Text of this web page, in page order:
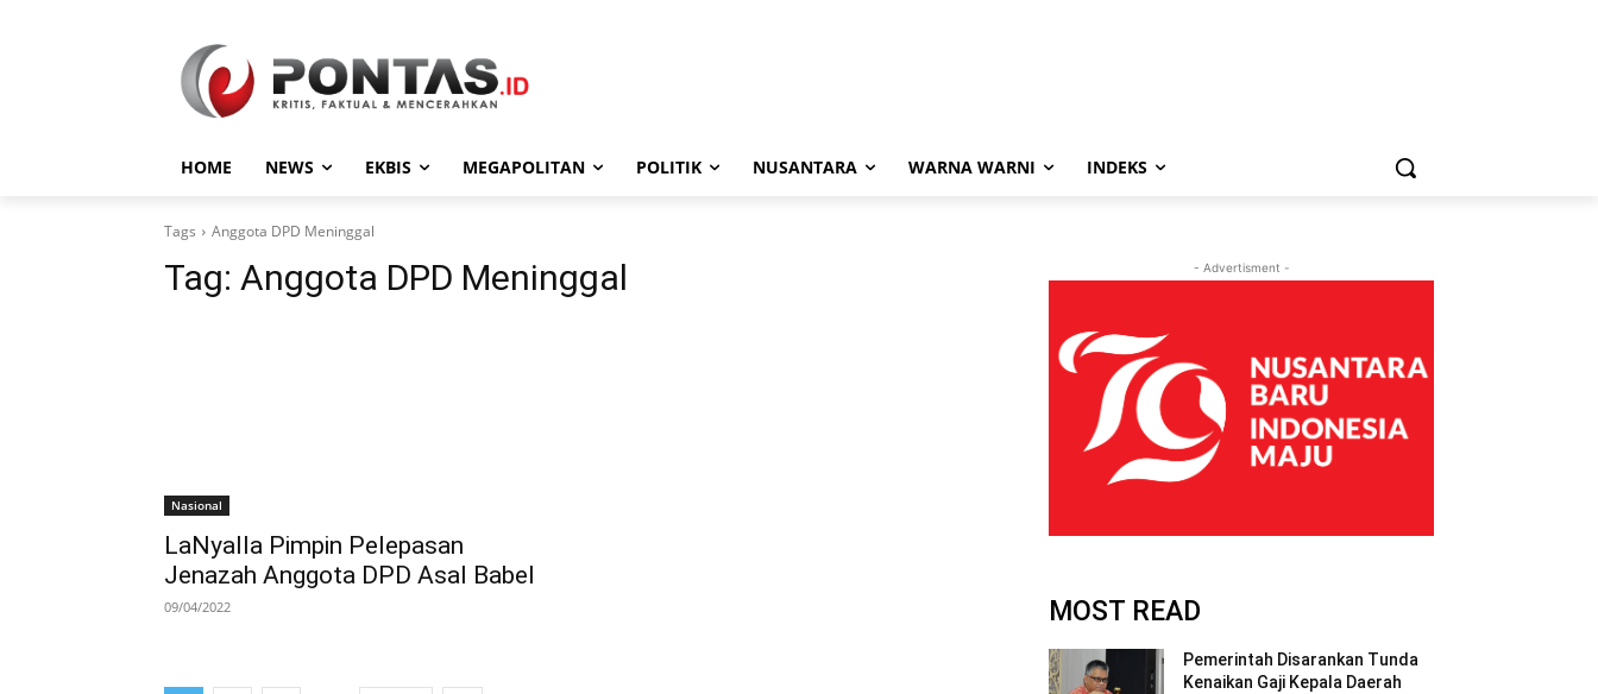
HOME NEWS EKBIS MEGAPOLITAN POLITIK NUSANTARA WARNA WARNI INDEKS
Tags Anggota DPD Meninggal
Tag: Anggota DPD Meninggal
Nasional
LaNyalla Pimpin Pelepasan
Jenazah Anggota DPD Asal Babel
09/04/2022
- Advertisment -
MOST READ
Pemerintah Disarankan Tunda
Kenaikan Gaji Kepala Daerah